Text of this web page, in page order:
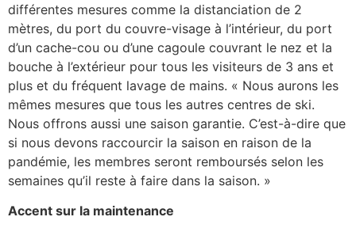
différentes mesures comme la distanciation de 2
mètres, du port du couvre-visage à l’intérieur, du port
d’un cache-cou ou d’une cagoule couvrant le nez et la
bouche à l’extérieur pour tous les visiteurs de 3 ans et
plus et du fréquent lavage de mains. « Nous aurons les
mêmes mesures que tous les autres centres de ski.
Nous offrons aussi une saison garantie. C’est-à-dire que
si nous devons raccourcir la saison en raison de la
pandémie, les membres seront remboursés selon les
semaines qu’il reste à faire dans la saison. »
Accent sur la maintenance